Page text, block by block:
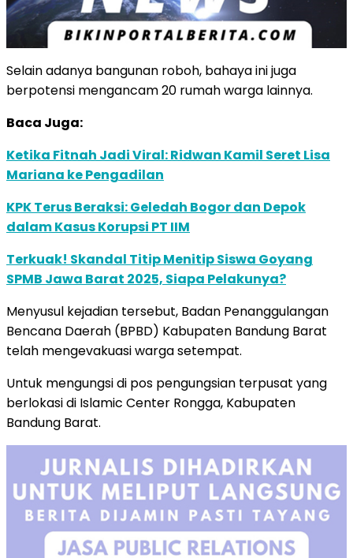
Selain adanya bangunan roboh, bahaya ini juga
berpotensi mengancam 20 rumah warga lainnya.
Baca Juga:
Ketika Fitnah Jadi Viral: Ridwan Kamil Seret Lisa
Mariana ke Pengadilan
KPK Terus Beraksi: Geledah Bogor dan Depok
dalam Kasus Korupsi PT IIM
Terkuak! Skandal Titip Menitip Siswa Goyang
SPMB Jawa Barat 2025, Siapa Pelakunya?
Menyusul kejadian tersebut, Badan Penanggulangan
Bencana Daerah (BPBD) Kabupaten Bandung Barat
telah mengevakuasi warga setempat.
Untuk mengungsi di pos pengungsian terpusat yang
berlokasi di Islamic Center Rongga, Kabupaten
Bandung Barat.